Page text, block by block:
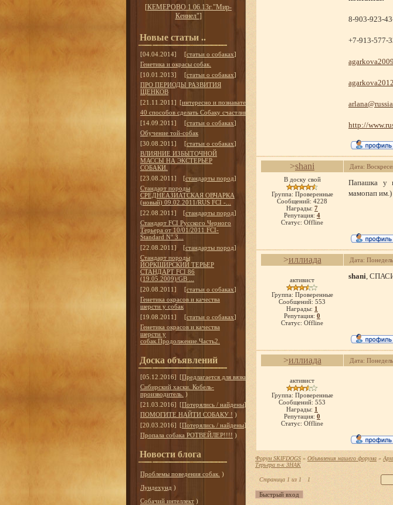
[КЕМЕРОВО 1.06.13г."Мир-
Кеннел"]
Новые статьи ..
[04.04.2014] [статьи о собаках]
Генетика и окрасы собак.
[10.01.2013]
[статьи о собаках]
ПРО ПЕРИОДЫ РАЗВИТИЯ
ЩЕНКОВ
[21.11.2011] [интересно и познавательно
40 способов сделать Собаку счастливой
[14.09.2011]
[статьи о собаках]
Обучение той-собак
[30.08.2011]
[статьи о собаках]
ВЛИЯНИЕ ИЗБЫТОЧНОЙ
МАССЫ НА ЭКСТЕРЬЕР
СОБАКИ.
[23.08.2011]
[стандарты пород]
Стандарт породы
СРЕДНЕАЗИАТСКАЯ ОВЧАРКА
(новый) 09.02.2011/RUS FCI -...
[22.08.2011]
[стандарты пород]
Стандарт FCI Русского Черного
Терьера от 10/01/2011 FCI-
Standard N° 3...
[22.08.2011]
[стандарты пород]
Стандарт породы
ЙОРКШИРСКИЙ ТЕРЬЕР
СТАНДАРТ FCI 86
(19.05.2009)/GB ...
[20.08.2011]
[статьи о собаках]
Генетика окрасов и качества
шерсти у собак
[19.08.2011]
[статьи о собаках]
Генетика окрасов и качества
шерсти у
собак.Продолжение.Часть2.
Доска объявлений
[05.12.2016] [Предлагается для вязки
Сибирский хаски. Кобель-
производитель. )
[21.03.2016] [Потерялись / найдены]
ПОМОГИТЕ НАЙТИ СОБАКУ ! )
[20.03.2016] [Потерялись / найдены]
Пропала собака РОТВЕЙЛЕР!!!! )
Новости блога
Проблемы поведения собак. )
Лундехунд )
Собачий интеллект )
8-903-923-
+7-913-577-
http://
>shani Дата:
В доску свой
Группа: Проверенные
Сообщений: 4228
Награды: 7
Репутация: 4
Статус: Offline
Папашка у
мамопап им.)
>иллиада Дата:
активист
Группа: Проверенные
Сообщений: 553
Награды: 1
Репутация: 0
Статус: Offline
shani,
>иллиада Дата:
активист
Группа: Проверенные
Сообщений: 553
Награды: 1
Репутация: 0
Статус: Offline
Форум SKIFDOGS » Объявления нашего форума »
Терьера п-к ЗНАК
Страница 1 из 1 1